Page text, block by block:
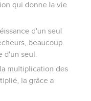
qui donne la vie
d'un seul
beaucoup
d'un seul.
multiplication des
la grâce a